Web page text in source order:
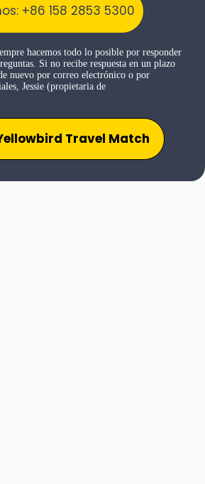
+86 158 2853 5300
hacemos todo lo posible por responder
Si no recibe respuesta en un plazo
nuevo por correo electrónico o por
Jessie (propietaria de
Travel Match